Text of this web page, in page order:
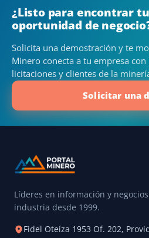
¿Listo para encontrar
oportunidad de
Solicita una demostración y te
Minero conecta a tu empresa
licitaciones y clientes de la
Solicitar una
Líderes en información y
industria desde 1999.
Fidel Oteíza 1953 Of. 202,